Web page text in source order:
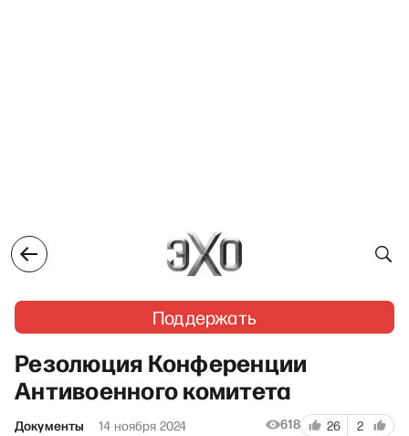
Поддержать
Резолюция Конференции
Антивоенного комитета
Документы 14 ноября 2024 618 26 2